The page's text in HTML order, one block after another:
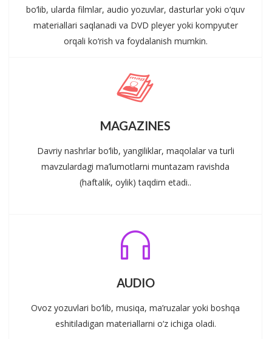
bo‘lib, ularda filmlar, audio yozuvlar, dasturlar yoki o‘quv
materiallari saqlanadi va DVD pleyer yoki kompyuter
orqali ko‘rish va foydalanish mumkin.
MAGAZINES
Davriy nashrlar bo‘lib, yangiliklar, maqolalar va turli
mavzulardagi ma’lumotlarni muntazam ravishda
(haftalik, oylik) taqdim etadi..
AUDIO
Ovoz yozuvlari bo‘lib, musiqa, ma’ruzalar yoki boshqa
eshitiladigan materiallarni o‘z ichiga oladi.